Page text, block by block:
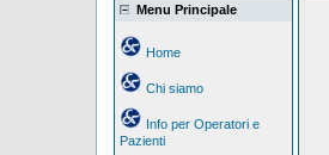
Menu Principale
Home
Chi siamo
Info per Operatori e
Pazienti